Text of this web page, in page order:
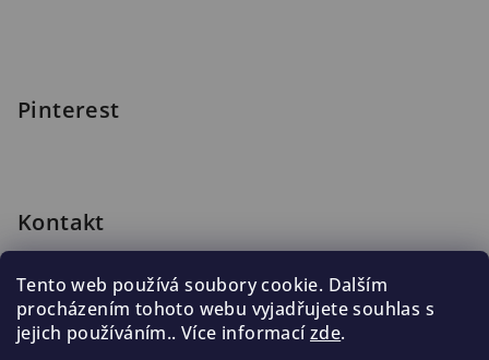
Tento web používá soubory cookie. Dalším
procházením tohoto webu vyjadřujete souhlas s
jejich používáním.. Více informacízde.
Pinterest
Kontakt
222 316 990
776 019 998, 602 537 625